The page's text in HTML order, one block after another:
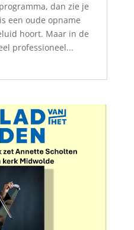
dan zie je
een oude opname
hoort. Maar in de
professioneel...